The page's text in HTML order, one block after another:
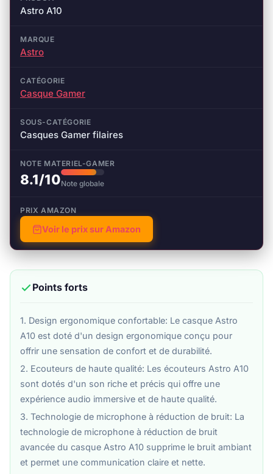
Astro A10
MARQUE
Astro
CATÉGORIE
Casque Gamer
SOUS-CATÉGORIE
Casques Gamer filaires
NOTE MATERIEL-GAMER
8.1/10Note globale
PRIX AMAZON
Voir le prix sur Amazon
Points forts
1. Design ergonomique confortable: Le casque Astro
A10 est doté d'un design ergonomique conçu pour
offrir une sensation de confort et de durabilité.
2. Ecouteurs de haute qualité: Les écouteurs Astro A10
sont dotés d'un son riche et précis qui offre une
expérience audio immersive et de haute qualité.
3. Technologie de microphone à réduction de bruit: La
technologie de microphone à réduction de bruit
avancée du casque Astro A10 supprime le bruit ambiant
et permet une communication claire et nette.